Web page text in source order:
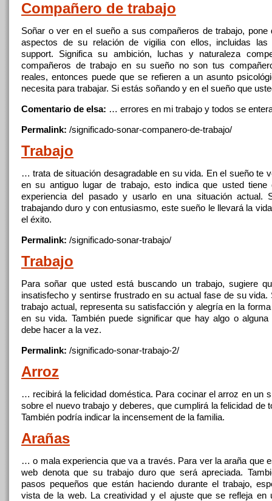
Compañero de trabajo
Soñar o ver en el sueño a sus compañeros de trabajo, pone
aspectos de su relación de vigilia con ellos, incluidas las
support. Significa su ambición, luchas y naturaleza
compañeros detrabajo en su sueño no son tus
reales, entonces puede que se refieren a un asunto
necesita para trabajar. Si estás soñando y en el sueño que
Comentario de elsa: … errores en mi trabajo y todos se
Permalink: /significado-sonar-companero-de-trabajo/
Trabajo
… trata de situación desagradable en su vida. En el sueño te
en su antiguo lugar de trabajo, esto indica que usted tiene
experiencia del pasado y usarlo en una situación actual.
trabajando duro y con entusiasmo, este sueño le llevará la
el éxito.
Permalink: /significado-sonar-trabajo/
Trabajo
Para soñar que usted está buscando un trabajo, sugiere
insatisfecho y sentirse frustrado en su actual fase de su vida.
trabajo actual, representa su satisfacción y alegría en la
en su vida. También puede significar que hay algo o
debe hacer a la vez.
Permalink: /significado-sonar-trabajo-2/
Arroz
… recibirá la felicidad doméstica. Para cocinar el arroz en un
sobre el nuevotrabajo y deberes, que cumplirá la felicidad de
También podría indicar la incensement de la familia.
Arañas
… o mala experiencia que va a través. Para ver la araña que
web denota que sutrabajo duro que será apreciada.
pasos pequeños que están haciendo durante el trabajo,
vista de la web. La creatividad y el ajuste que se refleja en